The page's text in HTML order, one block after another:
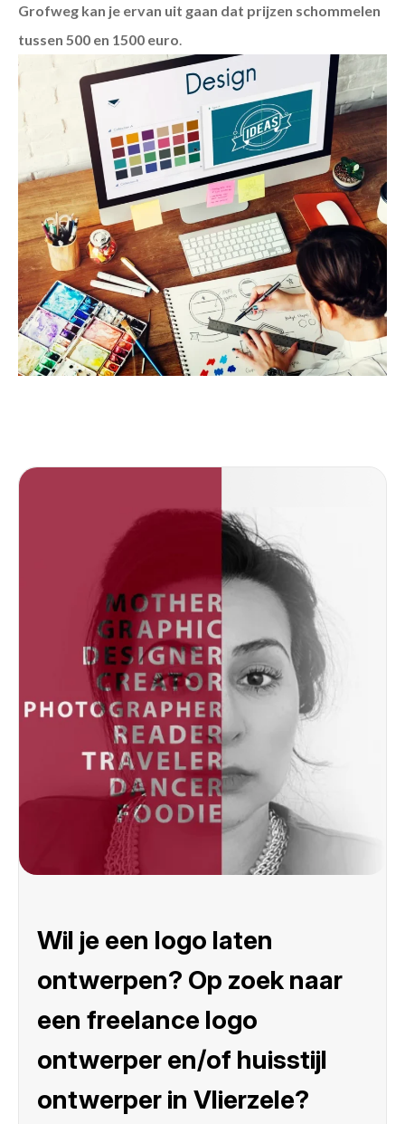
Grofweg kan je ervan uit gaan dat prijzen schommelen
tussen 500 en 1500 euro.
Wil je een logo laten
ontwerpen? Op zoek naar
een freelance logo
ontwerper en/of huisstijl
ontwerper in Vlierzele?